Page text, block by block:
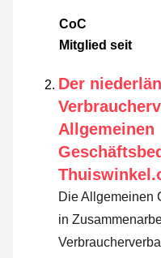
CoC
Mitglied seit
Der
Allgemeinen
Die Allgemeinen
in